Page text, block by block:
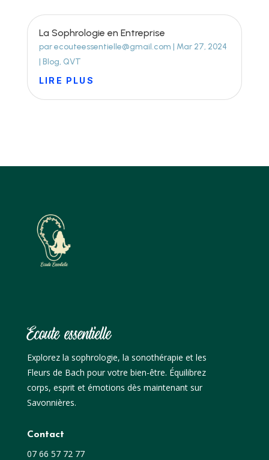
La Sophrologie en Entreprise
parecouteessentielle@gmail.com | Mar 27, 2024
| Blog, QVT
LIRE PLUS
Ecoute essentielle
Explorez la sophrologie, la sonothérapie et les
Fleurs de Bach pour votre bien-être. Équilibrez
corps, esprit et émotions dès maintenant sur
Savonnières.
Contact
07 66 57 72 77